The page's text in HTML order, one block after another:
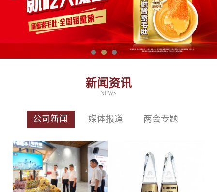
新闻资讯
NEWS
公司新闻 媒体报道 两会专题